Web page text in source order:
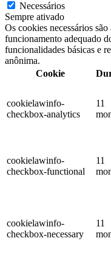
Necessários
Sempre ativado
Os cookies necessários
funcionamento adequado
funcionalidades básicas e
anônima.
Cookie
cookielawinfo-
checkbox-analytics
11
cookielawinfo-
checkbox-functional
11
cookielawinfo-
checkbox-necessary
11